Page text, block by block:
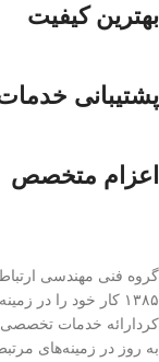
بهترین کیفیت
پشتیبانی
اعزام متخصص
گروه فنی مهندسی
۱۳۸۵ کار خود را در
کردارائه خدمات تخصصی
به‌ روز در زمینه‌های